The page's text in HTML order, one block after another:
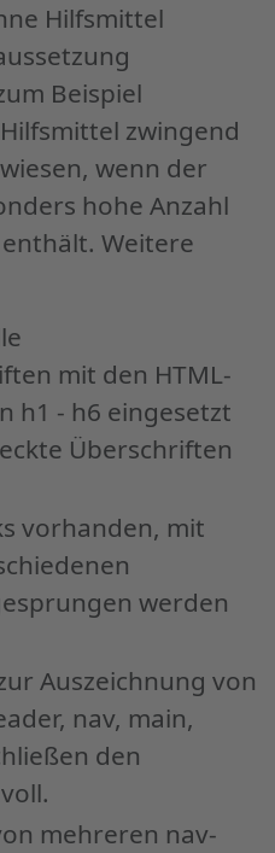
Hilfsmittel
Beispiel
zwingend
wenn der
hohe Anzahl
Weitere
mit den HTML-
h1 - h6 eingesetzt
Überschriften
vorhanden, mit
werden
Auszeichnung von
nav, main,
den
mehreren nav-